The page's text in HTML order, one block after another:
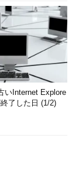
る暗
る。
56ビ
疑問
〜3
いInternet Explore
了した日 (1/2)